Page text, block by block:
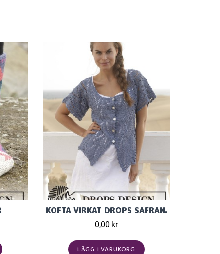
KOFTA VIRKAT DROPS SAFRAN.
0,00 kr
LÄGG I VARUKORG